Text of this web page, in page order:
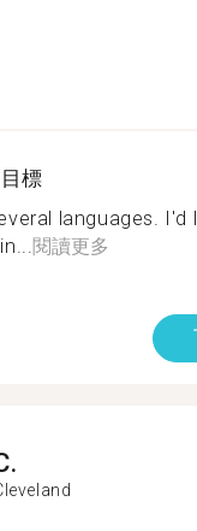
標
languages. I'd
閱讀更多